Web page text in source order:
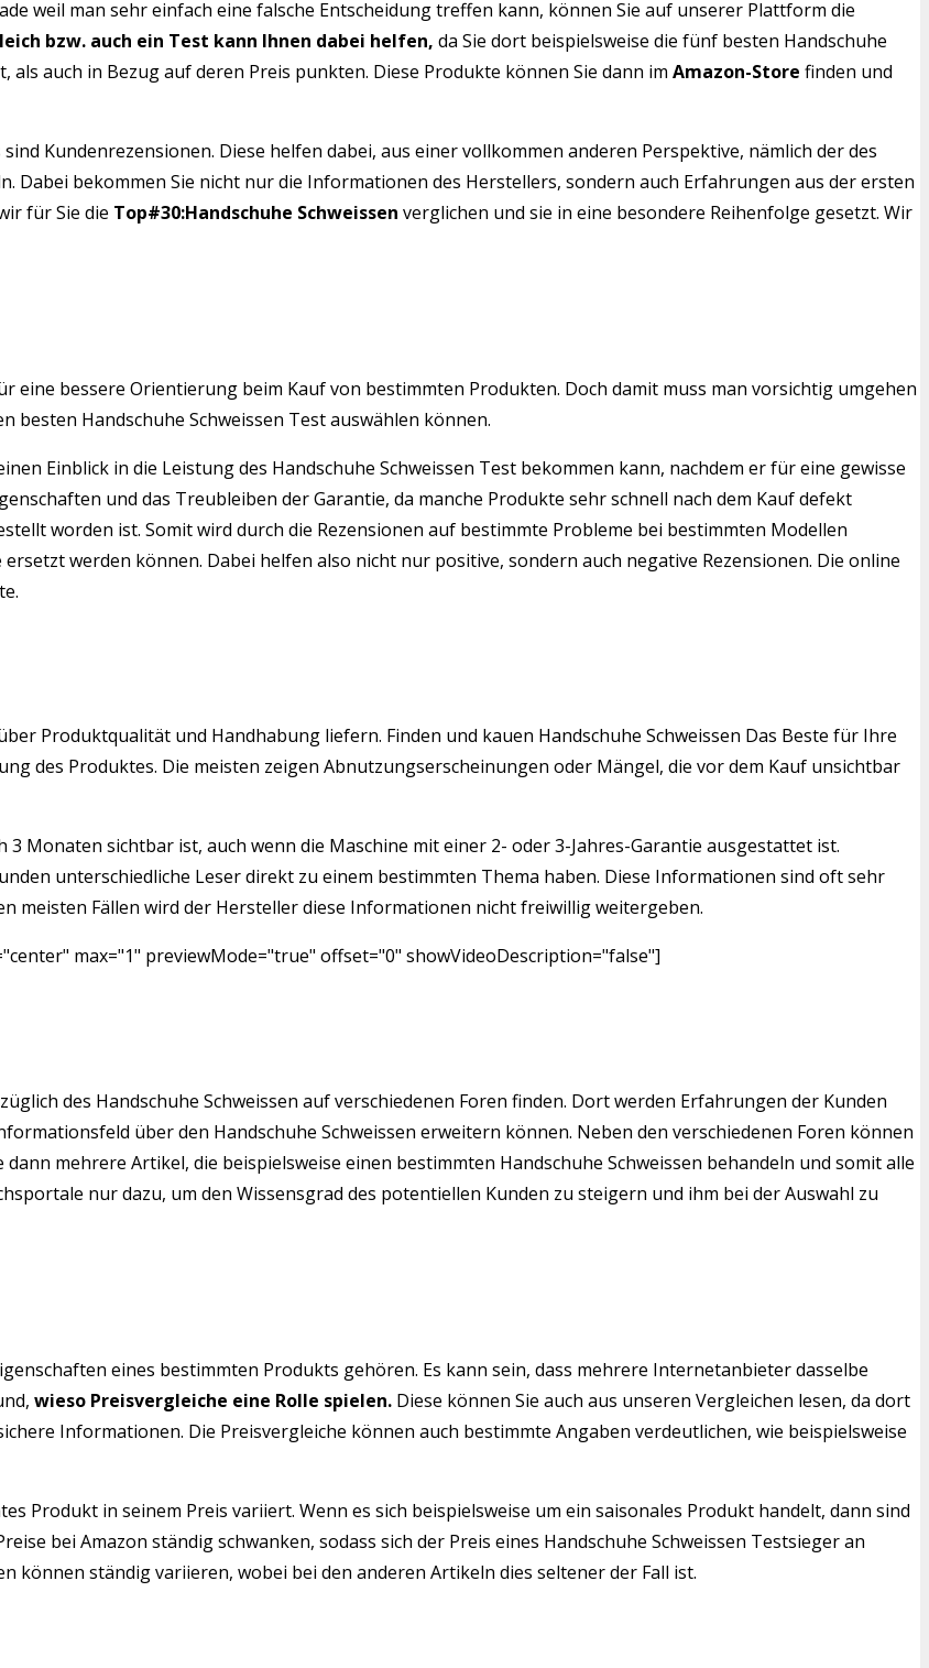
weil man sehr einfach eine falsche Entscheidung treffen kann, können Sie auf unserer Plattform die
bzw. auch ein Test kann Ihnen dabei helfen, da Sie dort beispielsweise die fünf besten Handschuhe
auch in Bezug auf deren Preis punkten. Diese Produkte können Sie dann im Amazon-Store finden und
Kundenrezensionen. Diese helfen dabei, aus einer vollkommen anderen Perspektive, nämlich der des
Dabei bekommen Sie nicht nur die Informationen des Herstellers, sondern auch Erfahrungen aus der ersten
für Sie die Top#30:Handschuhe Schweissen verglichen und sie in eine besondere Reihenfolge gesetzt. Wir
eine bessere Orientierung beim Kauf von bestimmten Produkten. Doch damit muss man vorsichtig umgehen
besten Handschuhe Schweissen Test auswählen können.
Einblick in die Leistung des Handschuhe Schweissen Test bekommen kann, nachdem er für eine gewisse
und das Treubleiben der Garantie, da manche Produkte sehr schnell nach dem Kauf defekt
worden ist. Somit wird durch die Rezensionen auf bestimmte Probleme bei bestimmten Modellen
werden können. Dabei helfen also nicht nur positive, sondern auch negative Rezensionen. Die online
Produktqualität und Handhabung liefern. Finden und kauen Handschuhe Schweissen Das Beste für Ihre
des Produktes. Die meisten zeigen Abnutzungserscheinungen oder Mängel, die vor dem Kauf unsichtbar
Monaten sichtbar ist, auch wenn die Maschine mit einer 2- oder 3-Jahres-Garantie ausgestattet ist.
unterschiedliche Leser direkt zu einem bestimmten Thema haben. Diese Informationen sind oft sehr
meisten Fällen wird der Hersteller diese Informationen nicht freiwillig weitergeben.
max="1" previewMode="true" offset="0" showVideoDescription="false"]
des Handschuhe Schweissen auf verschiedenen Foren finden. Dort werden Erfahrungen der Kunden
über den Handschuhe Schweissen erweitern können. Neben den verschiedenen Foren können
mehrere Artikel, die beispielsweise einen bestimmten Handschuhe Schweissen behandeln und somit alle
nur dazu, um den Wissensgrad des potentiellen Kunden zu steigern und ihm bei der Auswahl zu
eines bestimmten Produkts gehören. Es kann sein, dass mehrere Internetanbieter dasselbe
wieso Preisvergleiche eine Rolle spielen. Diese können Sie auch aus unseren Vergleichen lesen, da dort
Informationen. Die Preisvergleiche können auch bestimmte Angaben verdeutlichen, wie beispielsweise
Produkt in seinem Preis variiert. Wenn es sich beispielsweise um ein saisonales Produkt handelt, dann sind
bei Amazon ständig schwanken, sodass sich der Preis eines Handschuhe Schweissen Testsieger an
können ständig variieren, wobei bei den anderen Artikeln dies seltener der Fall ist.